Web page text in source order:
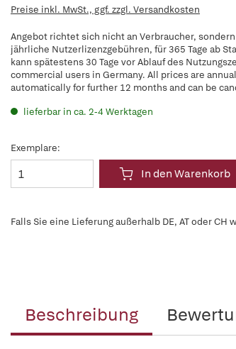
Preise inkl. MwSt., ggf. zzgl. Versandkosten
Angebot richtet sich nicht an Verbraucher,
jährliche Nutzerlizenzgebühren, für 365 Tage ab
kann spätestens 30 Tage vor Ablauf des
commercial users in Germany. All prices are
automatically for further 12 months and can be
lieferbar in ca. 2-4 Werktagen
Exemplare:
In den Warenkorb
Falls Sie eine Lieferung außerhalb DE, AT oder
Beschreibung